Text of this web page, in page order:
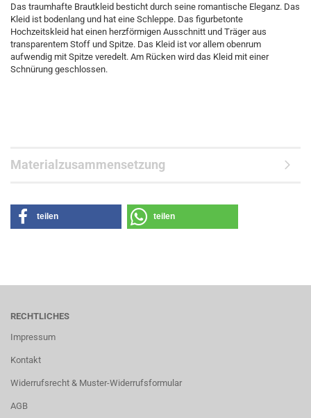
Das traumhafte Brautkleid besticht durch seine romantische Eleganz. Das
Kleid ist bodenlang und hat eine Schleppe. Das figurbetonte
Hochzeitskleid hat einen herzförmigen Ausschnitt und Träger aus
transparentem Stoff und Spitze. Das Kleid ist vor allem obenrum
aufwendig mit Spitze veredelt. Am Rücken wird das Kleid mit einer
Schnürung geschlossen.
Materialzusammensetzung
teilen teilen
RECHTLICHES
Impressum
Kontakt
Widerrufsrecht & Muster-Widerrufsformular
AGB